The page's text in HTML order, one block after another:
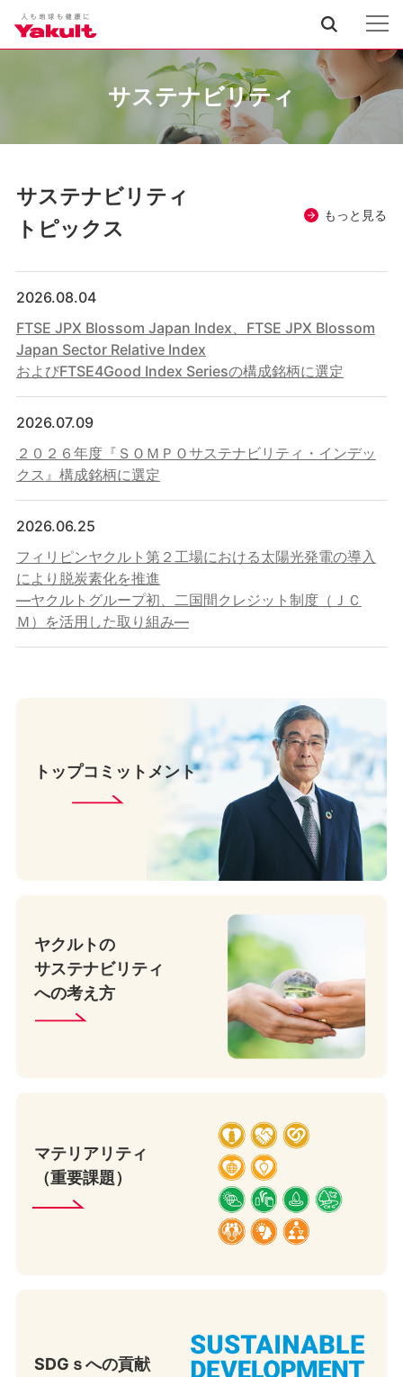
サステナビリティ
サステナビリティ
トピックス
もっと見る
2026.08.04
FTSE JPX Blossom Japan Index、FTSE JPX Blossom
Japan Sector Relative Index
およびFTSE4Good Index Seriesの構成銘柄に選定
2026.07.09
２０２６年度『ＳＯＭＰＯサステナビリティ・インデッ
クス』構成銘柄に選定
2026.06.25
フィリピンヤクルト第２工場における太陽光発電の導入
により脱炭素化を推進
―ヤクルトグループ初、二国間クレジット制度（ＪＣ
Ｍ）を活用した取り組み―
トップコミットメント
ヤクルトの
サステナビリティ
への考え方
マテリアリティ
（重要課題）
SDGｓへの貢献